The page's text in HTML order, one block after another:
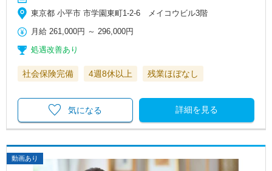
東京都 小平市 市学園東町1-2-6 メイコウビル3階
月給 261,000円 ～ 296,000円
処遇改善あり
社会保険完備 4週8休以上 残業ほぼなし
詳細を見る
気になる
動画あり